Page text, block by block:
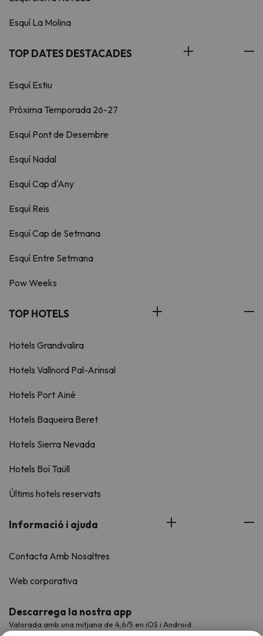
Esquí La Molina
TOP DATES DESTACADES
Esquí Estiu
Pròxima Temporada 26-27
Esquí Pont de Desembre
Esquí Nadal
Esquí Cap d'Any
Esquí Reis
Esquí Cap de Setmana
Esquí Entre Setmana
Pow Weeks
TOP HOTELS
Hotels Grandvalira
Hotels Vallnord Pal-Arinsal
Hotels Port Ainé
Hotels Baqueira Beret
Hotels Sierra Nevada
Hotels Boí Taüll
Últims hotels reservats
Informació i ajuda
Contacta Amb Nosaltres
Web corporativa
Descarrega la nostra app
Valorada amb una mitjana de 4,6/5 en iOS i Android.